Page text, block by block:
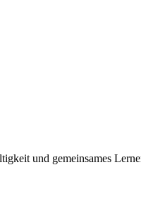
und gemeinsames